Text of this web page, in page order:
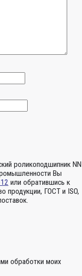
роликоподшипник NN
Вы
или обратившись к
продукции, ГОСТ и ISO,
обработки моих